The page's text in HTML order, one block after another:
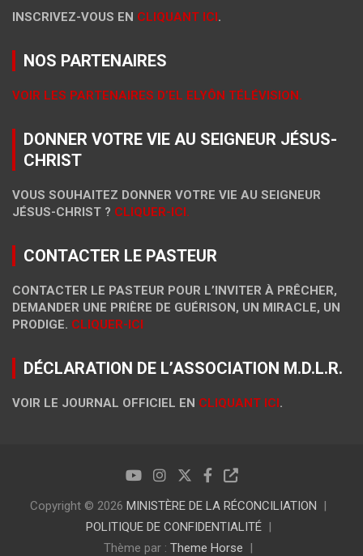
INSCRIVEZ-VOUS EN CLIQUANT ICI.
NOS PARTENAIRES
VOIR LES PARTENAIRES D’EL ELYÔN TÉLÉVISION.
DONNER VOTRE VIE AU SEIGNEUR JÉSUS-
CHRIST
VOUS SOUHAITEZ DONNER VOTRE VIE AU SEIGNEUR
JÉSUS-CHRIST ? CLIQUER-ICI.
CONTACTER LE PASTEUR
CONTACTER LE PASTEUR POUR L’INVITER À PRÊCHER,
DEMANDER UNE PRIÈRE DE GUÉRISON, UN MIRACLE, UN
PRODIGE. CLIQUER-ICI
DÉCLARATION DE L’ASSOCIATION M.D.L.R.
VOIR LE JOURNAL OFFICIEL EN CLIQUANT ICI.
Copyright © 2026 MINISTÈRE DE LA RÉCONCILIATION
POLITIQUE DE CONFIDENTIALITÉ
Thème par : Theme Horse